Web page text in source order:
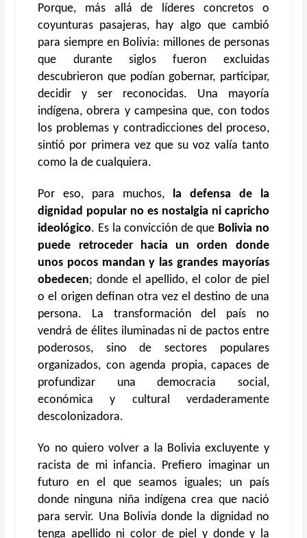
Porque, más allá de líderes concretos o
coyunturas pasajeras, hay algo que cambió
para siempre en Bolivia: millones de personas
que durante siglos fueron excluidas
descubrieron que podían gobernar, participar,
decidir y ser reconocidas. Una mayoría
indígena, obrera y campesina que, con todos
los problemas y contradicciones del proceso,
sintió por primera vez que su voz valía tanto
como la de cualquiera.
Por eso, para muchos, la defensa de la
dignidad popular no es nostalgia ni capricho
ideológico. Es la convicción de que Bolivia no
puede retroceder hacia un orden donde
unos pocos mandan y las grandes mayorías
obedecen; donde el apellido, el color de piel
o el origen definan otra vez el destino de una
persona. La transformación del país no
vendrá de élites iluminadas ni de pactos entre
poderosos, sino de sectores populares
organizados, con agenda propia, capaces de
profundizar una democracia social,
económica y cultural verdaderamente
descolonizadora.
Yo no quiero volver a la Bolivia excluyente y
racista de mi infancia. Prefiero imaginar un
futuro en el que seamos iguales; un país
donde ninguna niña indígena crea que nació
para servir. Una Bolivia donde la dignidad no
tenga apellido ni color de piel y donde y la